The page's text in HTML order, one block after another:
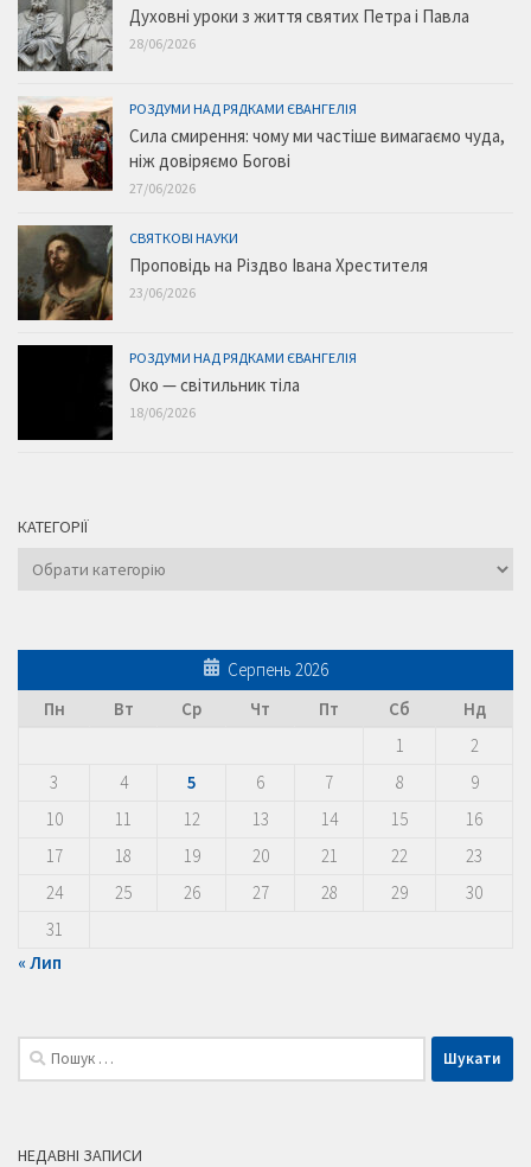
Духовні уроки з життя святих Петра і Павла
28/06/2026
РОЗДУМИ НАД РЯДКАМИ ЄВАНГЕЛІЯ
Сила смирення: чому ми частіше вимагаємо чуда,
ніж довіряємо Богові
27/06/2026
СВЯТКОВІ НАУКИ
Проповідь на Різдво Івана Хрестителя
23/06/2026
РОЗДУМИ НАД РЯДКАМИ ЄВАНГЕЛІЯ
Око — світильник тіла
18/06/2026
КАТЕГОРІЇ
Категорії
Серпень 2026
Пн
Вт Ср Чт Пт Сб
Нд
1
2
3
4 5 6 7 8
9
10
11 12 13 14 15
16
17
18 19 20 21 22
23
24
25 26 27 28 29
30
31
« Лип
Пошук:
НЕДАВНІ ЗАПИСИ